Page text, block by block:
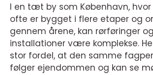
I en tæt by som København,
ofte er bygget i flere etaper og
gennem årene, kan rørføringer og
installationer være komplekse.
stor fordel, at den samme
følger ejendommen og kan se